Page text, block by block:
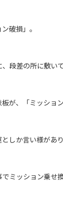
破損」。
段差の所に敷い
が、「ミッション
しか言い様があ
ミッション乗せ